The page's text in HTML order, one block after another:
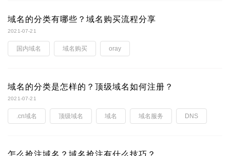
域名的分类有哪些？域名购买流程分享
2021-07-21
国内域名 域名购买 oray
域名的分类是怎样的？顶级域名如何注册？
2021-07-21
.cn域名 顶级域名 域名 域名服务 DNS
怎么抢注域名？域名抢注有什么技巧？